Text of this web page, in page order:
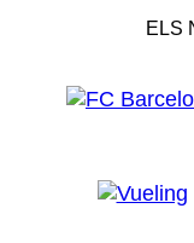
ELS